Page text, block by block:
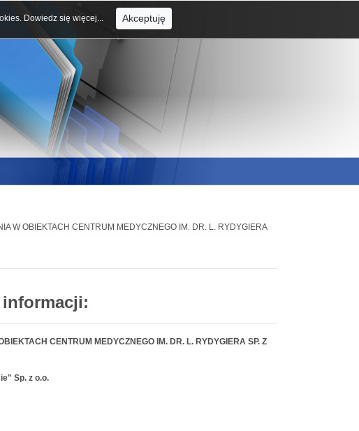
W OBIEKTACH CENTRUM MEDYCZNEGO IM. DR. L. RYDYGIERA
informacji:
CENTRUM MEDYCZNEGO IM. DR. L. RYDYGIERA SP. Z
Sp. z o.o.
Dowiedz się więcej... Akceptuję